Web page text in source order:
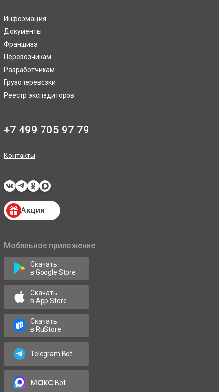
Информация
Документы
Франшиза
Перевозчикам
Разработчикам
Грузоперевозки
Реестр экспедиторов
+7 499 705 97 79
Контакты
Акции
Мобильное приложение
Скачать
в Google Store
Скачать
в App Store
Скачать
в RuStore
Telegram Bot
максBot